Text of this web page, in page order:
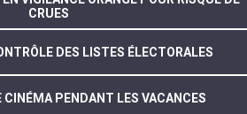
CRUES
DES LISTES ÉLECTORALES
CINÉMA PENDANT LES VACANCES